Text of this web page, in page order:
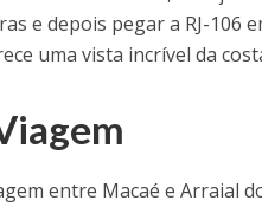
e depois pegar a RJ-106
uma vista incrível da
entre Macaé e Arraial